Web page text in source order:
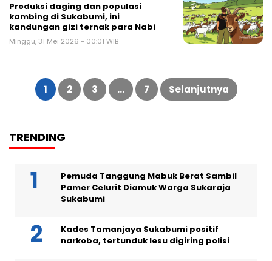
Produksi daging dan populasi
kambing di Sukabumi, ini
kandungan gizi ternak para Nabi
Minggu, 31 Mei 2026 - 00:01 WIB
1 2 3 … 7 Selanjutnya
TRENDING
Pemuda Tanggung Mabuk Berat Sambil
Pamer Celurit Diamuk Warga Sukaraja
Sukabumi
Kades Tamanjaya Sukabumi positif
narkoba, tertunduk lesu digiring polisi